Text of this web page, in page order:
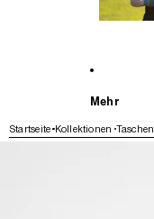
Mehr
Startseite Kollektionen Taschen
WEITER ZU DEN